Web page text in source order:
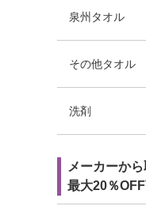
泉州タオル
その他タオル
洗剤
メーカーから
最大20％